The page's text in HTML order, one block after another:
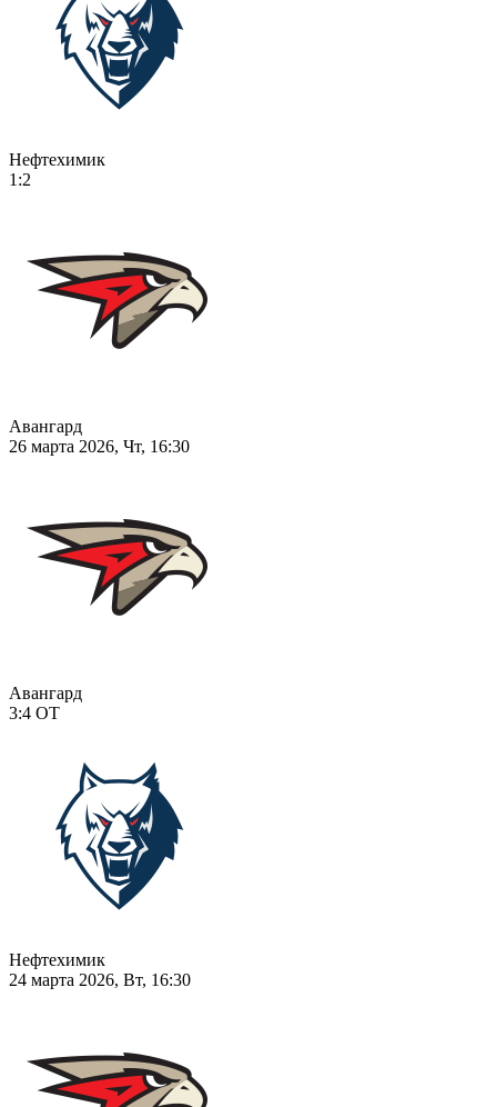
Нефтехимик
1:2
Авангард
26 марта 2026, Чт, 16:30
Авангард
3:4 ОТ
Нефтехимик
24 марта 2026, Вт, 16:30